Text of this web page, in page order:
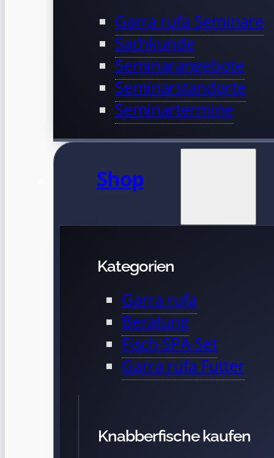
Garra rufa Seminare
Sachkunde
Seminarangebote
Seminarstandorte
Seminartermine
Shop
Kategorien
Garra rufa
Beratung
Fisch-SPA-Set
Garra rufa Futter
Knabberfische kaufen